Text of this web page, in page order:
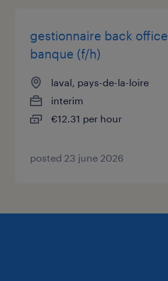
gestionnaire back office
banque (f/h)
laval, pays-de-la-loire
interim
€12.31 per hour
posted 23 june 2026